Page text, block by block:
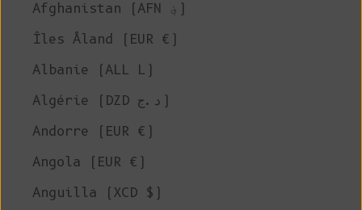
Afghanistan (AFN ؋)
Îles Åland (EUR €)
Albanie (ALL L)
Algérie (DZD د.ج)
Andorre (EUR €)
Angola (EUR €)
Anguilla (XCD $)